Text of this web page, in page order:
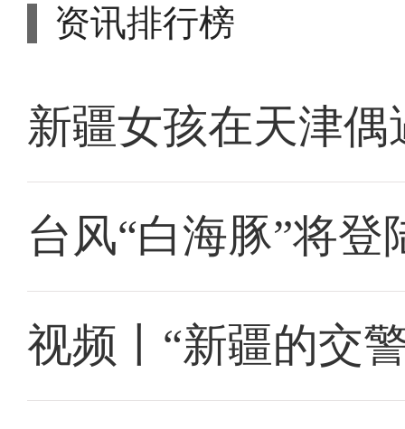
资讯排行榜
新疆女孩在天津
台风“白海豚”将
视频丨“新疆的交